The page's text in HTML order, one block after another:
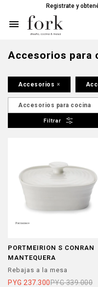
Registrate y

Accesorios para
Accesorios
Accesorios para cocina
PORTMEIRION S CONRAN
MANTEQUERA
Rebajas a la mesa
PYG 237.300PYG 339.000